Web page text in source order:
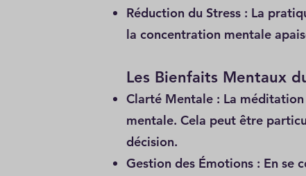
Réduction du Stress : La
la concentration mentale
Les Bienfaits Mentaux
Clarté Mentale : La
mentale. Cela peut être
décision.
Gestion des Émotions : En se